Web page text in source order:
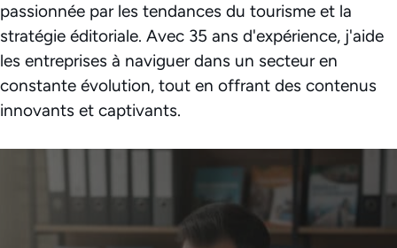
passionnée par les tendances du tourisme et la
stratégie éditoriale. Avec 35 ans d'expérience, j'aide
les entreprises à naviguer dans un secteur en
constante évolution, tout en offrant des contenus
innovants et captivants.